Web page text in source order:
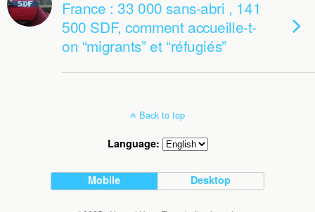
France : 33 000 sans-abri , 141
500 SDF, comment accueille-t-
on “migrants” et “réfugiés”
Back to top
Language:
Mobile Desktop